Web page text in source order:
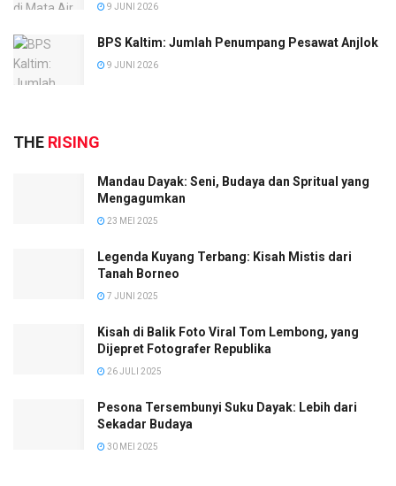
9 JUNI 2026
BPS Kaltim: Jumlah Penumpang Pesawat Anjlok
9 JUNI 2026
THE RISING
Mandau Dayak: Seni, Budaya dan Spritual yang
Mengagumkan
23 MEI 2025
Legenda Kuyang Terbang: Kisah Mistis dari
Tanah Borneo
7 JUNI 2025
Kisah di Balik Foto Viral Tom Lembong, yang
Dijepret Fotografer Republika
26 JULI 2025
Pesona Tersembunyi Suku Dayak: Lebih dari
Sekadar Budaya
30 MEI 2025